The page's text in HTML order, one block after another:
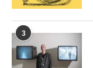
3